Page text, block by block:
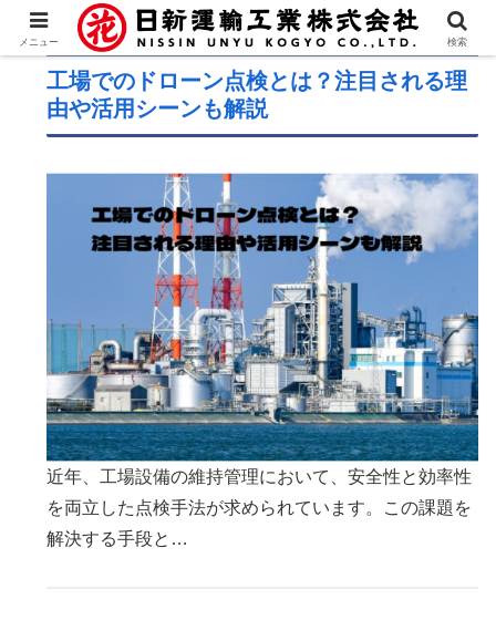
工場でのドローン点検とは？注目される理
由や活用シーンも解説
近年、工場設備の維持管理において、安全性と効率性
を両立した点検手法が求められています。この課題を
解決する手段と…
メニュー 検索